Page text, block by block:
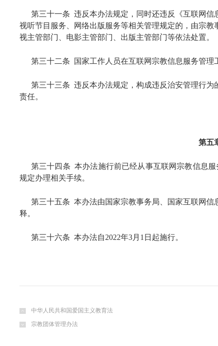
第三十一条 违反本办法规定，同时还违反《互联网
视听节目服务、网络出版服务等相关管理规定的，由宗
视主管部门、电影主管部门、出版主管部门等依法处置。
第三十二条 国家工作人员在互联网宗教信息服务管
第三十三条 违反本办法规定，构成违反治安管理行
责任。
第五
第三十四条 本办法施行前已经从事互联网宗教信息
规定办理相关手续。
第三十五条 本办法由国家宗教事务局、国家互联网
释。
第三十六条 本办法自2022年3月1日起施行。
中华人民共和国爱国主义教育法
宗教团体管理办法